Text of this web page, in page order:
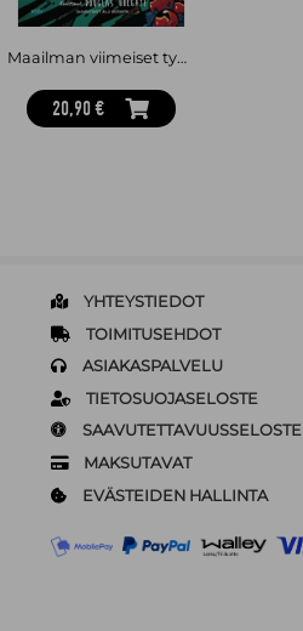
Maailman viimeiset tyypit: Tuhoojan tukikohta
20,90 €
YHTEYSTIEDOT
TOIMITUSEHDOT
ASIAKASPALVELU
TIETOSUOJASELOSTE
SAAVUTETTAVUUSSELOSTE
MAKSUTAVAT
EVÄSTEIDEN HALLINTA